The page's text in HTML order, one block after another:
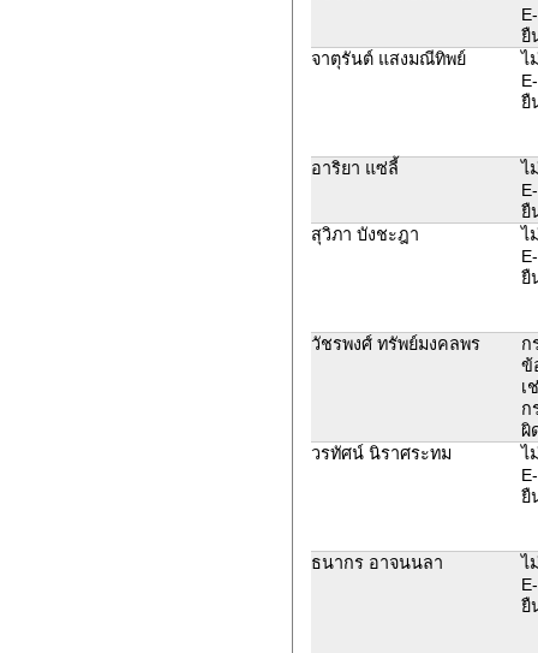
ยื
จาตุรันต์ แสงมณีทิพย์
ไ
ยื
อาริยา แซ่ลี้
ไ
ยื
สุวิภา บังชะฎา
ไ
ยื
วัชรพงศ์ ทรัพย์มงคลพร
ก
ข้
เ
ก
ผิ
วรทัศน์ นิราศระทม
ไ
ยื
ธนากร อาจนนลา
ไ
ยื